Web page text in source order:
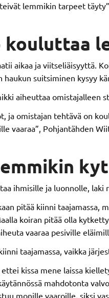
lemmikin tarpeet
kouluttaa
aikaa ja viitseliäisyyttä.
haukun suitsiminen kysyy
aiheuttaa omistajalleen
ja omistajan tehtävä on
vaaraa”, Pohjantähden
ihmisille ja luonnolle, laki
pitää kiinni taajamassa,
koiran pitää olla
vaaraa pesiville
taajamassa, vaikka
kissa mene laissa
mahdotonta
monille vaaroille, siksi